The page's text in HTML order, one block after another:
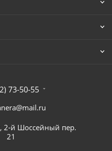
73-50-55
2-й Шоссейный пер.
21